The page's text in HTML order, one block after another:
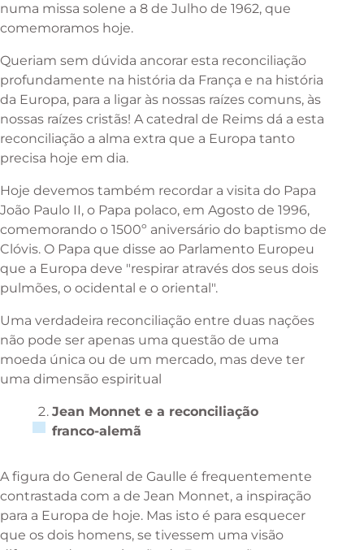
numa missa solene a 8 de Julho de 1962, que
comemoramos hoje.
Queriam sem dúvida ancorar esta reconciliação
profundamente na história da França e na história
da Europa, para a ligar às nossas raízes comuns, às
nossas raízes cristãs! A catedral de Reims dá a esta
reconciliação a alma extra que a Europa tanto
precisa hoje em dia.
Hoje devemos também recordar a visita do Papa
João Paulo II, o Papa polaco, em Agosto de 1996,
comemorando o 1500º aniversário do baptismo de
Clóvis. O Papa que disse ao Parlamento Europeu
que a Europa deve "respirar através dos seus dois
pulmões, o ocidental e o oriental".
Uma verdadeira reconciliação entre duas nações
não pode ser apenas uma questão de uma
moeda única ou de um mercado, mas deve ter
uma dimensão espiritual
Jean Monnet e a reconciliação
franco-alemã
A figura do General de Gaulle é frequentemente
contrastada com a de Jean Monnet, a inspiração
para a Europa de hoje. Mas isto é para esquecer
que os dois homens, se tivessem uma visão